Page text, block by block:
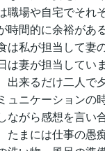
職場や自宅でそれ
時間的に余裕があ
は私が担当して妻
は妻が担当してい
出来るだけ二人で
ュニケーションの
ながら感想を言い
たまには仕事の愚